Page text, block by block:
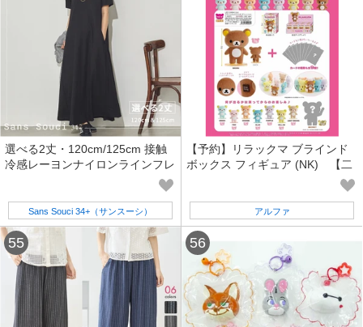
選べる2丈・120cm/125cm 接触
冷感レーヨンナイロンラインフレ
Sans Souci 34+（サンスーシ）
【予約】リラックマ ブラインド
ボックス フィギュア (NK) 【二
アルファ